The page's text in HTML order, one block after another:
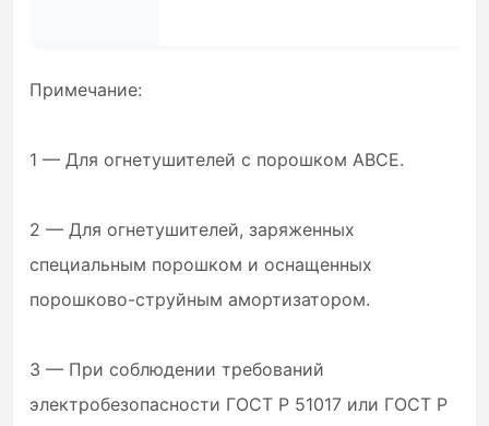
Примечание:
1 — Для огнетушителей с порошком ABCE.
2 — Для огнетушителей, заряженных
специальным порошком и оснащенных
порошково-струйным амортизатором.
3 — При соблюдении требований
электробезопасности ГОСТ Р 51017 или ГОСТ Р